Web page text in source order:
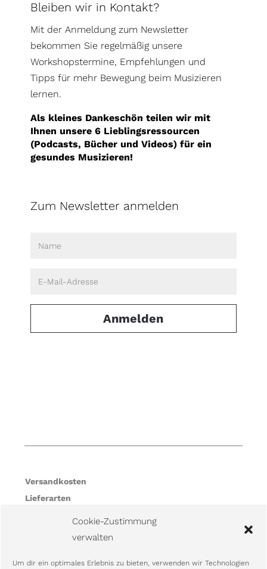
Cookie-Zustimmung
verwalten
Um dir ein optimales Erlebnis zu bieten, verwenden wir Technologien
Bleiben wir in Kontakt?
Mit der Anmeldung zum Newsletter
bekommen Sie regelmäßig unsere
Workshopstermine, Empfehlungen und
Tipps für mehr Bewegung beim Musizieren
lernen.
Als kleines Dankeschön teilen wir mit
Ihnen unsere 6 Lieblingsressourcen
(Podcasts, Bücher und Videos) für ein
gesundes Musizieren!
Zum Newsletter anmelden
Anmelden
Versandkosten
Lieferarten
Vertrag widerrufen